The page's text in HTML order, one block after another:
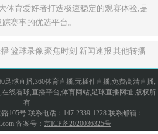
体育爱好者打造极速稳定的观赛体验,是
赛事的优选平台。
篮球录像 聚焦时刻 新闻速报 其他转播
足球直播,360体育直播,无插件直播,免费高清直播,
线看球,直播平台,体育网站,足球直播网址 版权所
有
105号 联系电话：147-2339-1228 联系邮箱：
备案号： 京ICP备2020036325号